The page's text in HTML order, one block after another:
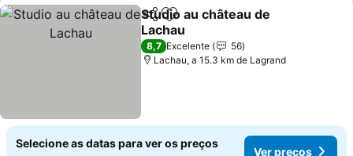
PartilharAdicionar aos favoritos
Studio au château de
Lachau
Ver preços
8,7 Excelente
56
Lachau, a 15.3 km de Lagrand
Selecione as datas para ver os preços
Ver preços